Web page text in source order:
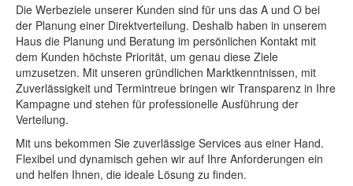
Die Werbeziele unserer Kunden sind für uns das A und O bei
der Planung einer Direktverteilung. Deshalb haben in unserem
Haus die Planung und Beratung im persönlichen Kontakt mit
dem Kunden höchste Priorität, um genau diese Ziele
umzusetzen. Mit unseren gründlichen Marktkenntnissen, mit
Zuverlässigkeit und Termintreue bringen wir Transparenz in Ihre
Kampagne und stehen für professionelle Ausführung der
Verteilung.
Mit uns bekommen Sie zuverlässige Services aus einer Hand.
Flexibel und dynamisch gehen wir auf Ihre Anforderungen ein
und helfen Ihnen, die ideale Lösung zu finden.